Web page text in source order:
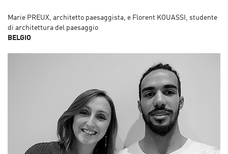
Marie PREUX, architetto paesaggista, e Florent KOUASSI, studente
di architettura del paesaggio
BELGIO